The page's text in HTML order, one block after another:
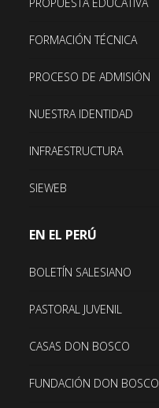
FORMACIÓN TÉCNICA
PROCESO DE ADMISIÓN
NUESTRA IDENTIDAD
INFRAESTRUCTURA
SIEWEB
EN EL PERÚ
BOLETÍN SALESIANO
PASTORAL JUVENIL
CASAS DON BOSCO
FUNDACIÓN DON BOSCO